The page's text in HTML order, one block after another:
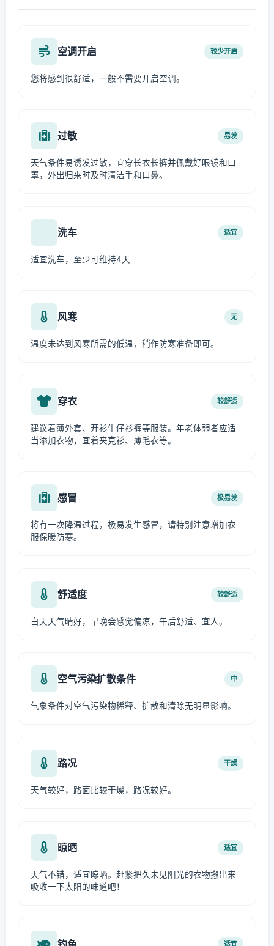
空调开启 较少开启
您将感到很舒适，一般不需要开启空调。
过敏 易发
天气条件易诱发过敏，宜穿长衣长裤并佩戴好眼镜和口
罩，外出归来时及时清洁手和口鼻。
洗车 适宜
适宜洗车，至少可维持4天
风寒 无
温度未达到风寒所需的低温，稍作防寒准备即可。
穿衣 较舒适
建议着薄外套、开衫牛仔衫裤等服装。年老体弱者应适
当添加衣物，宜着夹克衫、薄毛衣等。
感冒 极易发
将有一次降温过程，极易发生感冒，请特别注意增加衣
服保暖防寒。
舒适度 较舒适
白天天气晴好，早晚会感觉偏凉，午后舒适、宜人。
空气污染扩散条件 中
气象条件对空气污染物稀释、扩散和清除无明显影响。
路况 干燥
天气较好，路面比较干燥，路况较好。
晾晒 适宜
天气不错，适宜晾晒。赶紧把久未见阳光的衣物搬出来
吸收一下太阳的味道吧！
适宜